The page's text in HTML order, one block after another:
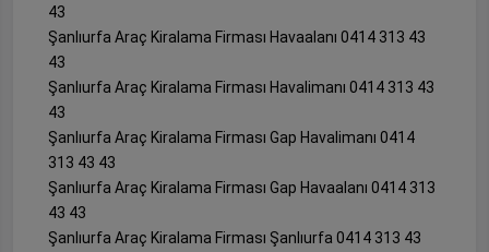
43
Şanlıurfa Araç Kiralama Firması Havaalanı 0414 313 43
43
Şanlıurfa Araç Kiralama Firması Havalimanı 0414 313 43
43
Şanlıurfa Araç Kiralama Firması Gap Havalimanı 0414
313 43 43
Şanlıurfa Araç Kiralama Firması Gap Havaalanı 0414 313
43 43
Şanlıurfa Araç Kiralama Firması Şanlıurfa 0414 313 43